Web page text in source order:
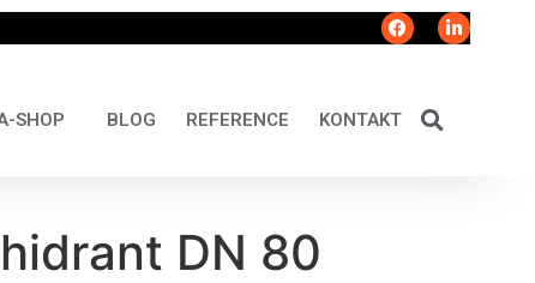
SHOP BLOG REFERENCE KONTAKT
DN 80